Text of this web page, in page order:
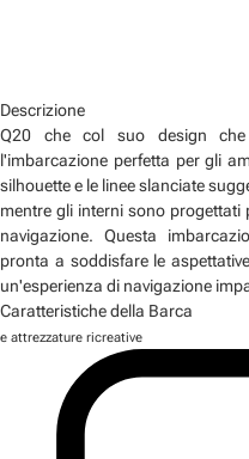
Descrizione
Q20 che col suo design
l'imbarcazione perfetta per gli
silhouette e le linee slanciate
mentre gli interni sono
navigazione. Questa
pronta a soddisfare le
un'esperienza di navigazione
Caratteristiche della Barca
e attrezzature ricreative